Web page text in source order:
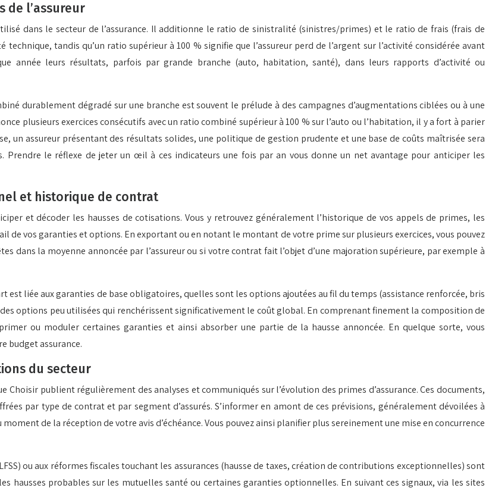
de l’assureur
dans le secteur de l’assurance. Il additionne le ratio de sinistralité (sinistres/primes) et le ratio de frais (frais de
tandis qu’un ratio supérieur à 100 % signifie que l’assureur perd de l’argent sur l’activité considérée avant
année leurs résultats, parfois par grande branche (auto, habitation, santé), dans leurs rapports d’activité ou
durablement dégradé sur une branche est souvent le prélude à des campagnes d’augmentations ciblées ou à une
plusieurs exercices consécutifs avec un ratio combiné supérieur à 100 % sur l’auto ou l’habitation, il y a fort à parier
un assureur présentant des résultats solides, une politique de gestion prudente et une base de coûts maîtrisée sera
le réflexe de jeter un œil à ces indicateurs une fois par an vous donne un net avantage pour anticiper les
et historique de contrat
et décoder les hausses de cotisations. Vous y retrouvez généralement l’historique de vos appels de primes, les
de vos garanties et options. En exportant ou en notant le montant de votre prime sur plusieurs exercices, vous pouvez
dans la moyenne annoncée par l’assureur ou si votre contrat fait l’objet d’une majoration supérieure, par exemple à
liée aux garanties de base obligatoires, quelles sont les options ajoutées au fil du temps (assistance renforcée, bris
options peu utilisées qui renchérissent significativement le coût global. En comprenant finement la composition de
ou moduler certaines garanties et ainsi absorber une partie de la hausse annoncée. En quelque sorte, vous
budget assurance.
du secteur
Choisir publient régulièrement des analyses et communiqués sur l’évolution des primes d’assurance. Ces documents,
par type de contrat et par segment d’assurés. S’informer en amont de ces prévisions, généralement dévoilées à
de la réception de votre avis d’échéance. Vous pouvez ainsi planifier plus sereinement une mise en concurrence
ou aux réformes fiscales touchant les assurances (hausse de taxes, création de contributions exceptionnelles) sont
hausses probables sur les mutuelles santé ou certaines garanties optionnelles. En suivant ces signaux, via les sites